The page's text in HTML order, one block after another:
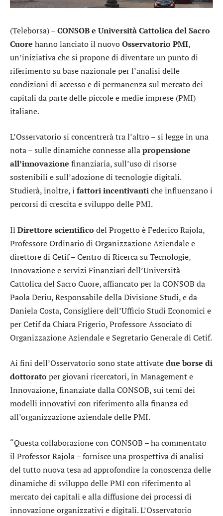
(Teleborsa) –CONSOB e Università Cattolica del Sacro
Cuore hanno lanciato il nuovoOsservatorio PMI,
un’iniziativa che si propone di diventare un punto di
riferimento su base nazionale per l’analisi delle
condizioni di accesso e di permanenza sul mercato dei
capitali da parte delle piccole e medie imprese (PMI)
italiane.
L’Osservatorio si concentrerà tra l’altro – si legge in una
nota – sulle dinamiche connesse allapropensione
all’innovazione finanziaria, sull’uso di risorse
sostenibili e sull’adozione di tecnologie digitali.
Studierà, inoltre, i fattori incentivantiche influenzano i
percorsi di crescita e sviluppo delle PMI.
Il Direttore scientifico del Progetto è Federico Rajola,
Professore Ordinario di Organizzazione Aziendale e
direttore di Cetif – Centro di Ricerca su Tecnologie,
Innovazione e servizi Finanziari dell’Università
Cattolica del Sacro Cuore, affiancato per la CONSOB da
Paola Deriu, Responsabile della Divisione Studi, e da
Daniela Costa, Consigliere dell’Ufficio Studi Economici e
per Cetif da Chiara Frigerio, Professore Associato di
Organizzazione Aziendale e Segretario Generale di Cetif.
Ai fini dell’Osservatorio sono state attivatedue borse di
dottorato per giovani ricercatori, in Management e
Innovazione, finanziate dalla CONSOB, sui temi dei
modelli innovativi con riferimento alla finanza ed
all’organizzazione aziendale delle PMI.
“Questa collaborazione con CONSOB – ha commentato
il Professor Rajola – fornisce una prospettiva di analisi
del tutto nuova tesa ad approfondire la conoscenza delle
dinamiche di sviluppo delle PMI con riferimento al
mercato dei capitali e alla diffusione dei processi di
innovazione organizzativi e digitali. L’Osservatorio